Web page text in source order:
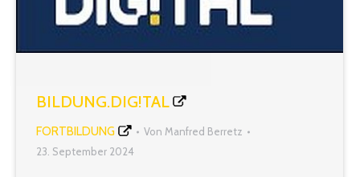
BILDUNG.DIG!TAL
FORTBILDUNG Von Manfred Berretz
23. September 2024